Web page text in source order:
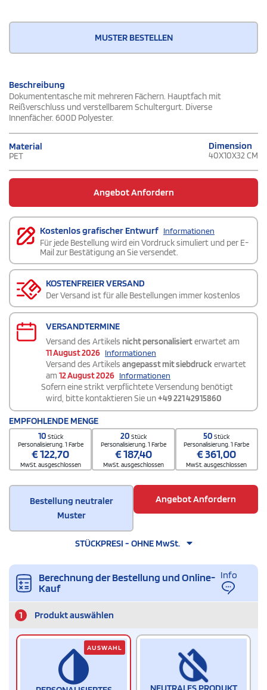
MUSTER BESTELLEN
Beschreibung
Dokumententasche mit mehreren Fächern. Hauptfach mit
Reißverschluss und verstellbarem Schultergurt. Diverse
Innenfächer. 600D Polyester.
Material
PET
Dimension
40X10X32 CM
Angebot Anfordern
Kostenlos grafischer Entwurf Informationen
Für jede Bestellung wird ein Vordruck simuliert und per E-
Mail zur Bestätigung an Sie versendet.
KOSTENFREIER VERSAND
Der Versand ist für alle Bestellungen immer kostenlos
VERSANDTERMINE
Versand des Artikels nicht personalisierterwartet am
11 August 2026 Informationen
Versand des Artikels angepasst mit siebdruckerwartet
am 12 August 2026 Informationen
Sofern eine strikt verpflichtete Versendung benötigt
wird, bitte kontaktieren Sie un+49 221 42915860
EMPFOHLENDE MENGE
10 Stück
Personalisierung. 1 Farbe
€122,70
MwSt. ausgeschlossen
20 Stück
Personalisierung. 1 Farbe
€187,40
MwSt. ausgeschlossen
50Stück
Personalisierung. 1 Farbe
€361,00
MwSt. ausgeschlossen
Bestellung neutraler
Muster
Angebot Anfordern
STÜCKPRESI - OHNE MwSt.
Berechnung der Bestellung und Online-
Kauf
Info
1 Produkt auswählen
AUSWAHL